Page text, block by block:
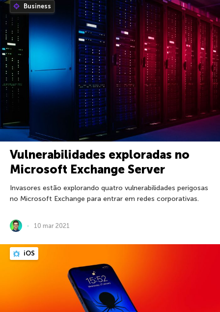
Business
Vulnerabilidades exploradas no
Microsoft Exchange Server
Invasores estão explorando quatro vulnerabilidades perigosas
no Microsoft Exchange para entrar em redes corporativas.
10 mar 2021
iOS